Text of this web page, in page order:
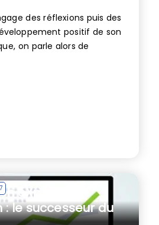
des réflexions puis des
positif de son
on parle alors de
eXperience
: le successeur du